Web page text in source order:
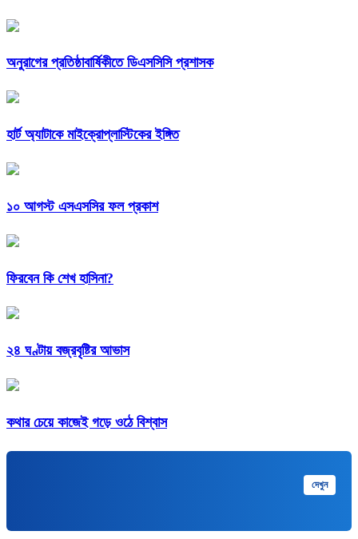
অনুরাগের প্রতিষ্ঠাবার্ষিকীতে ডিএসসিসি প্রশাসক
হার্ট অ্যাটাকে মাইক্রোপ্লাস্টিকের ইঙ্গিত
১০ আগস্ট এসএসসির ফল প্রকাশ
ফিরবেন কি শেখ হাসিনা?
২৪ ঘণ্টায় বজ্রবৃষ্টির আভাস
কথার চেয়ে কাজেই গড়ে ওঠে বিশ্বাস
দেখুন